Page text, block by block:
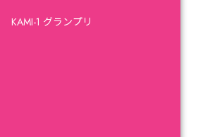
KAMI-1 グランプリ